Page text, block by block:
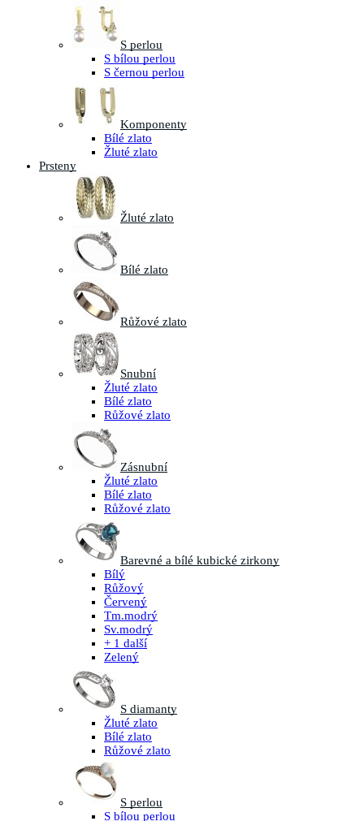
S perlou
S bílou perlou
S černou perlou
Komponenty
Bílé zlato
Žluté zlato
Prsteny
Žluté zlato
Bílé zlato
Růžové zlato
Snubní
Žluté zlato
Bílé zlato
Růžové zlato
Zásnubní
Žluté zlato
Bílé zlato
Růžové zlato
Barevné a bílé kubické zirkony
Bílý
Růžový
Červený
Tm.modrý
Sv.modrý
+ 1 další
Zelený
S diamanty
Žluté zlato
Bílé zlato
Růžové zlato
S perlou
S bílou perlou